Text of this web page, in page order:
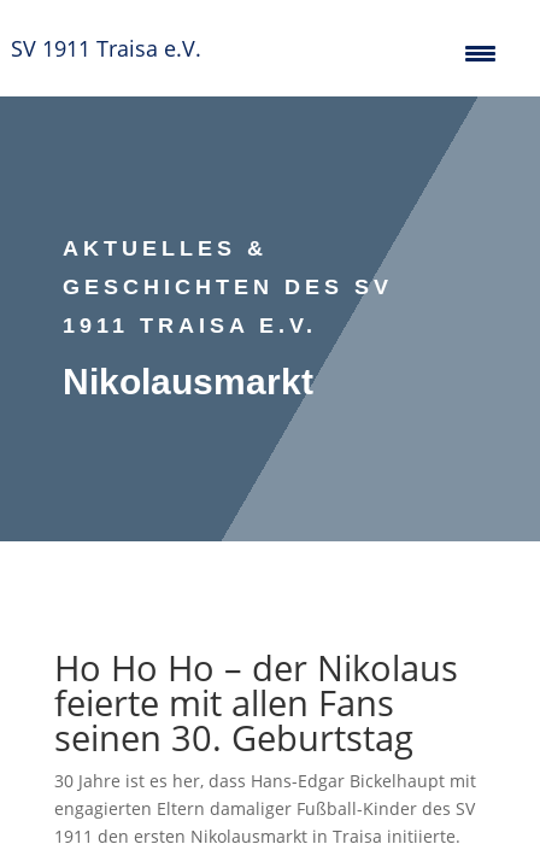
SV 1911 Traisa e.V.
AKTUELLES &
GESCHICHTEN DES SV
1911 TRAISA E.V.
Nikolausmarkt
Ho Ho Ho – der Nikolaus
feierte mit allen Fans
seinen 30. Geburtstag
30 Jahre ist es her, dass Hans-Edgar Bickelhaupt mit
engagierten Eltern damaliger Fußball-Kinder des SV
1911 den ersten Nikolausmarkt in Traisa initiierte.